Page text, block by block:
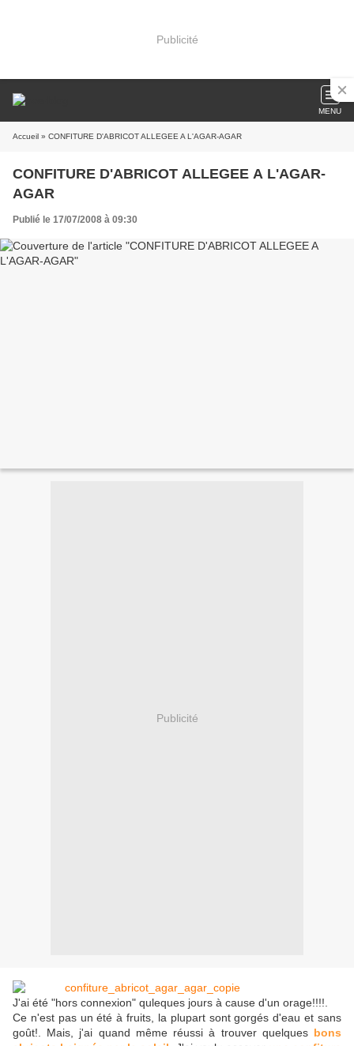
Publicité
MENU
Accueil » CONFITURE D'ABRICOT ALLEGEE A L'AGAR-AGAR
CONFITURE D'ABRICOT ALLEGEE A L'AGAR-
AGAR
Publié le 17/07/2008 à 09:30
Publicité
J'ai été "hors connexion" quleques jours à cause d'un orage!!!!.
Ce n'est pas un été à fruits, la plupart sont gorgés d'eau et sans
goût!. Mais, j'ai quand même réussi à trouver quelques bons